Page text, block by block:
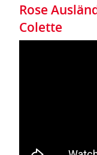
Rose
Colette